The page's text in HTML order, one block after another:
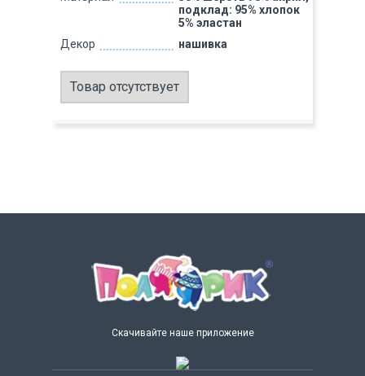
подклад: 95% хлопок
5% эластан
Декор
нашивка
Товар отсутствует
Скачивайте наше приложение